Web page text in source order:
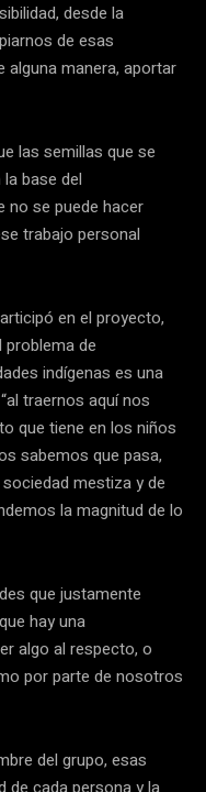
desde la
de esas
alguna manera, aportar
las semillas que se
base del
no se puede hacer
trabajo personal
en el proyecto,
de
indígenas es una
traernos aquí nos
que tiene en los niños
sabemos que pasa,
mestiza y de
la magnitud de lo
que justamente
hay una
algo al respecto, o
por parte de nosotros
del grupo, esas